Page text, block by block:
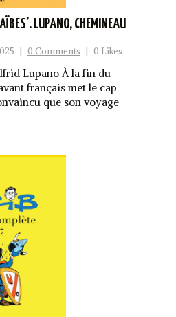
LUPANO, CHEMINEAU
| 0 Comments | 0 Likes
Lupano À la fin du
français met le cap
que son voyage